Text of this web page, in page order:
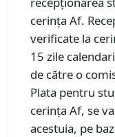
cerința Af.
verificate la
15 zile
de către o
Plata pentru
cerința Af, se
acestuia, pe